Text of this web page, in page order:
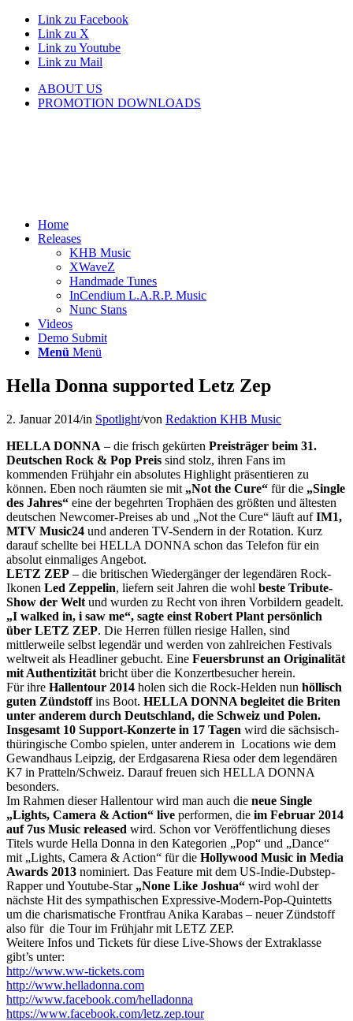
Link zu Facebook
Link zu X
Link zu Youtube
Link zu Mail
ABOUT US
PROMOTION DOWNLOADS
Home
Releases
KHB Music
XWaveZ
Handmade Tunes
InCendium L.A.R.P. Music
Nunc Stans
Videos
Demo Submit
Menü Menü
Hella Donna supported Letz Zep
2. Januar 2014/in Spotlight/von Redaktion KHB Music
HELLA DONNA – die frisch gekürten Preisträger beim 31.
Deutschen Rock & Pop Preis sind stolz, ihren Fans im
kommenden Frühjahr ein absolutes Highlight präsentieren zu
können. Eben noch räumten sie mit „Not the Cure“ für die „Single
des Jahres“ eine der begehrten Trophäen des größten und ältesten
deutschen Newcomer-Preises ab und „Not the Cure“ läuft auf IM1,
MTV Music24 und anderen TV-Sendern in der Rotation. Kurz
darauf schellte bei HELLA DONNA schon das Telefon für ein
absolut einmaliges Angebot.
LETZ ZEP – die britischen Wiedergänger der legendären Rock-
Ikonen Led Zeppelin, liefern seit Jahren die wohl beste Tribute-
Show der Welt und wurden zu Recht von ihren Vorbildern geadelt.
„I walked in, i saw me“, sagte einst Robert Plant persönlich
über LETZ ZEP. Die Herren füllen riesige Hallen, sind
mittlerweile selbst legendär und werden von zahlreichen Festivals
weltweit als Headliner gebucht. Eine Feuersbrunst an Originalität
mit Authentizität bricht über die Konzertbesucher herein.
Für ihre Hallentour 2014 holen sich die Rock-Helden nun höllisch
guten Zündstoffins Boot. HELLA DONNA begleitet die Briten
unter anderem durch Deutschland, die Schweiz und Polen.
Insgesamt 10 Support-Konzerte in 17 Tagen wird die sächsisch-
thüringische Combo spielen, unter anderem in Locations wie dem
Gewandhaus Leipzig, der Erdgasarena Riesa oder dem legendären
K7 in Pratteln/Schweiz. Darauf freuen sich HELLA DONNA
besonders.
Im Rahmen dieser Hallentour wird man auch die neue Single
„Lights, Camera & Action“ live performen, die im Februar 2014
auf 7us Music released wird. Schon vor Veröffentlichung dieses
Titels wurde Hella Donna in den Kategorien „Pop“ und „Dance“
mit „Lights, Camera & Action“ für die Hollywood Music in Media
Awards 2013 nominiert. Das Feature mit dem US-Indie-Dubstep-
Rapper und Youtube-Star „None Like Joshua“ wird wohl der
nächste Hit des sympathischen Expressive-Modern-Pop-Quintetts
um die charismatische Frontfrau Anika Karabas – neuer Zündstoff
also für die Tour im Frühjahr mit LETZ ZEP.
Weitere Infos und Tickets für diese Live-Shows der Extraklasse
gibt’s unter:
http://www.ww-tickets.com
http://www.helladonna.com
http://www.facebook.com/helladonna
https://www.facebook.com/letz.zep.tour